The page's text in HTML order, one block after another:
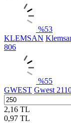
%53
KLEMSAN
806
%55
GWEST Gwest
2,16 TL
0,97 TL